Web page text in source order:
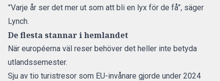
”Varje år ser det mer ut som att bli en lyx för de få”, säger
Lynch.
De flesta stannar i hemlandet
När européerna väl reser behöver det heller inte betyda
utlandssemester.
Sju av tio turistresor som EU-invånare gjorde under 2024